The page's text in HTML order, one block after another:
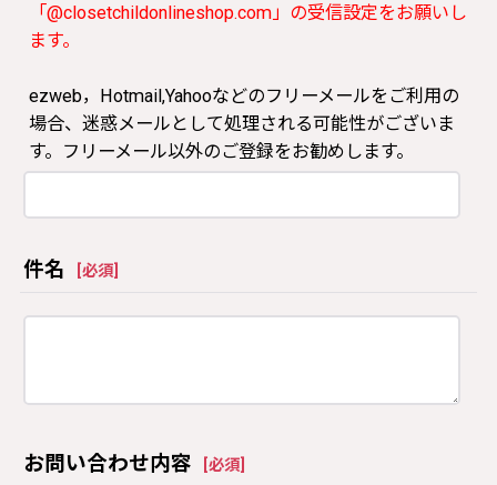
「@closetchildonlineshop.com」の受信設定をお願いし
ます。
ezweb，Hotmail,Yahooなどのフリーメールをご利用の
場合、迷惑メールとして処理される可能性がございま
す。フリーメール以外のご登録をお勧めします。
件名 必須
お問い合わせ内容 必須